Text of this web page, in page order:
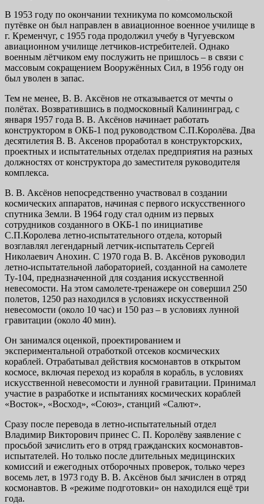
В 1953 году по окончании техникума по комсомольской
путёвке он был направлен в авиационное военное училище в
г. Кременчуг, с 1955 года продолжил учебу в Чугуевском
авиационном училище летчиков-истребителей. Однако
военным лётчиком ему послужить не пришлось – в связи с
массовым сокращением Вооружённых Сил, в 1956 году он
был уволен в запас.
Тем не менее, В. В. Аксёнов не отказывается от мечты о
полётах. Возвратившись в подмосковный Калининград, с
января 1957 года В. В. Аксёнов начинает работать
конструктором в ОКБ-1 под руководством С.П.Королёва. Два
десятилетия В. В. Аксенов проработал в конструкторских,
проектных и испытательных отделах предприятия на разных
должностях от конструктора до заместителя руководителя
комплекса.
В. В. Аксёнов непосредственно участвовал в создании
космических аппаратов, начиная с первого искусственного
спутника Земли. В 1964 году стал одним из первых
сотрудников созданного в ОКБ-1 по инициативе
С.П.Королева летно-испытательного отдела, который
возглавлял легендарный летчик-испытатель Сергей
Николаевич Анохин. С 1970 года В. В. Аксёнов руководил
летно-испытательной лабораторией, созданной на самолете
Ту-104, предназначенной для создания искусственной
невесомости. На этом самолете-тренажере он совершил 250
полетов, 1250 раз находился в условиях искусственной
невесомости (около 10 час) и 150 раз – в условиях лунной
гравитации (около 40 мин).
Он занимался оценкой, проектированием и
экспериментальной отработкой отсеков космических
кораблей. Отрабатывал действия космонавтов в открытом
космосе, включая переход из корабля в корабль, в условиях
искусственной невесомости и лунной гравитации. Принимал
участие в разработке и испытаниях космических кораблей
«Восток», «Восход», «Союз», станций «Салют».
Сразу после перевода в летно-испытательный отдел
Владимир Викторович принес С. П. Королёву заявление с
просьбой зачислить его в отряд гражданских космонавтов-
испытателей. Но только после длительных медицинских
комиссий и ежегодных отборочных проверок, только через
восемь лет, в 1973 году В. В. Аксёнов был зачислен в отряд
космонавтов. В «режиме подготовки» он находился ещё три
года.